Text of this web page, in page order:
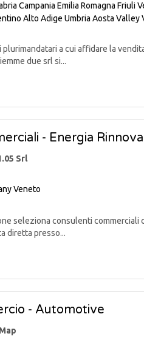
Campania Emilia Romagna Friuli
Alto Adige Umbria Aosta Valley
a cui affidare la
due srl si...
- Energia
Srl
Veneto
seleziona consulenti
diretta presso...
- Automotive